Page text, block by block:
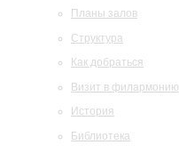
Планы залов
Структура
Как добраться
Визит в филармонию
История
Библиотека